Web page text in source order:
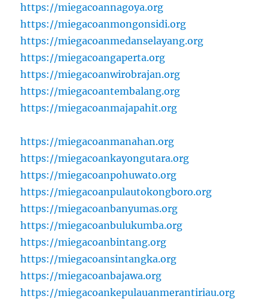
https://miegacoannagoya.org
https://miegacoanmongonsidi.org
https://miegacoanmedanselayang.org
https://miegacoangaperta.org
https://miegacoanwirobrajan.org
https://miegacoantembalang.org
https://miegacoanmajapahit.org
https://miegacoanmanahan.org
https://miegacoankayongutara.org
https://miegacoanpohuwato.org
https://miegacoanpulautokongboro.org
https://miegacoanbanyumas.org
https://miegacoanbulukumba.org
https://miegacoanbintang.org
https://miegacoansintangka.org
https://miegacoanbajawa.org
https://miegacoankepulauanmerantiriau.org